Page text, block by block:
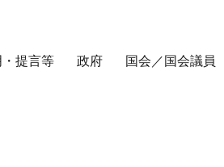
提言等 政府 国会／国会議員